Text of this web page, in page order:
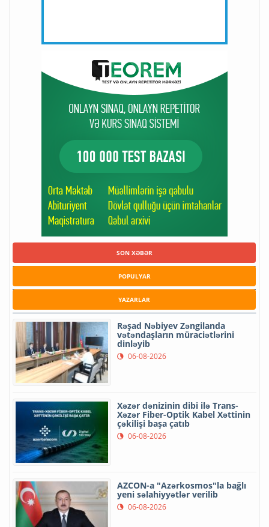
SON XƏBƏR
POPULYAR
YAZARLAR
Rəşad Nəbiyev Zəngilanda
vətəndaşların müraciətlərini
dinləyib
06-08-2026
Xəzər dənizinin dibi ilə Trans-
Xəzər Fiber-Optik Kabel Xəttinin
çəkilişi başa çatıb
06-08-2026
AZCON-a "Azərkosmos"la bağlı
yeni səlahiyyətlər verilib
06-08-2026